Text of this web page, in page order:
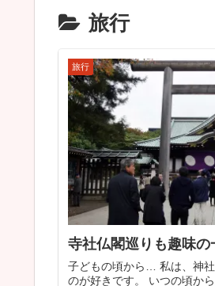
旅行
旅行
寺社仏閣巡りも趣味の
子どもの頃から… 私は、神
のが好きです。 いつの頃か